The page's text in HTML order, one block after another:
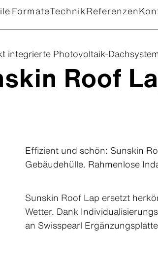
FormateTechnikReferenzen
integrierte Photovoltaik-Dachsystem
Roof
Effizient und schön: Sunskin
Gebäudehülle. Rahmenlose
Sunskin Roof Lap ersetzt
Wetter. Dank
an Swisspearl